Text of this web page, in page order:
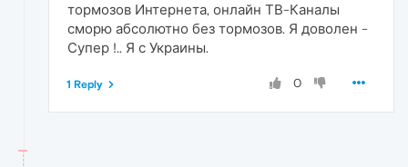
тормозов Интернета, онлайн ТВ-Каналы
сморю абсолютно без тормозов. Я доволен -
Супер !.. Я с Украины.
0
1 Reply